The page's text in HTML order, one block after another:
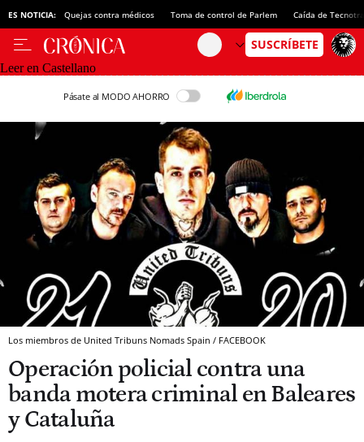
ES NOTICIA: Quejas contra médicos Toma de control de Parlem Caída de
Leer en Castellano
Pásate al MODO AHORRO
Los miembros de United Tribuns Nomads Spain / FACEBOOK
Operación policial contra una
banda motera criminal en Baleares
y Cataluña